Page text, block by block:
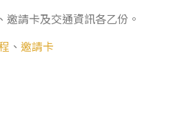
請卡及交通資訊各乙份。
、 邀請卡